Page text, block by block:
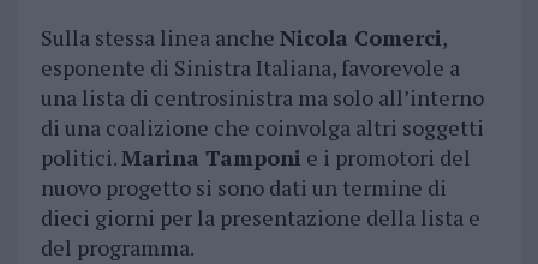
Sulla stessa linea anche Nicola Comerci,
esponente di Sinistra Italiana, favorevole a
una lista di centrosinistra ma solo all’interno
di una coalizione che coinvolga altri soggetti
politici.Marina Tamponi e i promotori del
nuovo progetto si sono dati un termine di
dieci giorni per la presentazione della lista e
del programma.